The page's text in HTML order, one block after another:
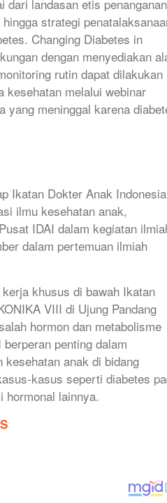
dari landasan etis penanganan
strategi
Changing Diabetes in
dengan menyediakan
rutin dapat dilakukan
kesehatan melalui webinar
yang meninggal karena
Ikatan Dokter Anak Indonesia
ilmu kesehatan anak,
IDAI dalam kegiatan
dalam pertemuan ilmiah
khusus di bawah Ikatan
VIII di Ujung Pandang
hormon dan metabolisme
penting dalam
kesehatan anak di bidang
kasus seperti diabetes
hormonal lainnya.